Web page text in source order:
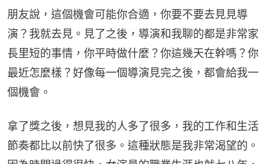
朋友說，這個機會可能你合適，你要不要去見見導
演？我就去見。見了之後，導演和我聊的都是非常家
長里短的事情，你平時做什麼？你這幾天在幹嗎？你
最近怎麼樣？好像每一個導演見完之後，都會給我一
個機會。
拿了獎之後，想見我的人多了很多，我的工作和生活
節奏都比以前快了很多。這種狀態是我非常渴望的。